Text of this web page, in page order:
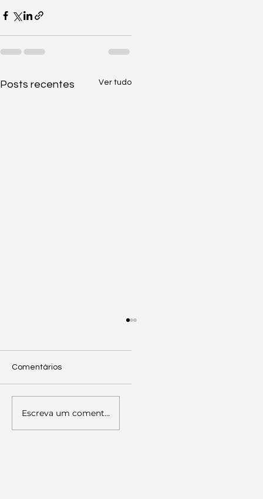
Posts recentes Ver tudo
Palestra sobre Literacia Política
Comentários
Escreva um comentário